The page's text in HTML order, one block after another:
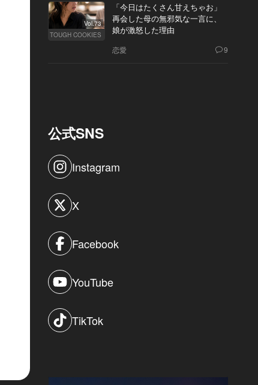
Vol.73
TOUGH COOKIES
「今日はたくさん甘えちゃお」
再会した母の無邪気な一言に、
娘が激怒した理由
恋愛 9
公式SNS
Instagram
X
Facebook
YouTube
TikTok